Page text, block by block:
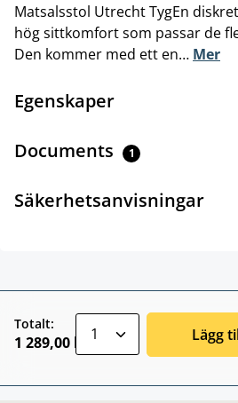
Matsalsstol Utrecht TygEn
hög sittkomfort som passar de
Den kommer med ett en… Mer
Egenskaper
Documents 1
Säkerhetsanvisningar
Totalt:
1 289,00 kr Lägg